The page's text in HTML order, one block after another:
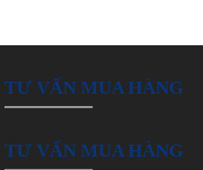
TƯ VẤN MUA HÀNG
TƯ VẤN MUA HÀNG